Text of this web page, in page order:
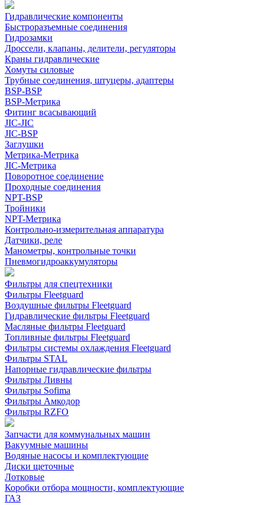
Гидравлические компоненты
Быстроразъемные соединения
Гидрозамки
Дроссели, клапаны, делители, регуляторы
Краны гидравлические
Хомуты силовые
Трубные соединения, штуцеры, адаптеры
BSP-BSP
BSP-Метрика
Фитинг всасывающий
JIC-JIC
JIC-BSP
Заглушки
Метрика-Метрика
JIC-Метрика
Поворотное соединение
Проходные соединения
NPT-BSP
Тройники
NPT-Метрика
Контрольно-измерительная аппаратура
Датчики, реле
Манометры, контрольные точки
Пневмогидроаккумуляторы
Фильтры для спецтехники
Фильтры Fleetguard
Воздушные фильтры Fleetguard
Гидравлические фильтры Fleetguard
Масляные фильтры Fleetguard
Топливные фильтры Fleetguard
Фильтры системы охлаждения Fleetguard
Фильтры STAL
Напорные гидравлические фильтры
Фильтры Ливны
Фильтры Sofima
Фильтры Амкодор
Фильтры RZFO
Запчасти для коммунальных машин
Вакуумные машины
Водяные насосы и комплектующие
Диски щеточные
Лотковые
Коробки отбора мощности, комплектующие
ГАЗ